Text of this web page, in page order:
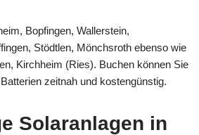
Bopfingen, Wallerstein,
Stödtlen, Mönchsroth ebenso wie
Kirchheim (Ries). Buchen können Sie
zeitnah und kostengünstig.
Solaranlagen in